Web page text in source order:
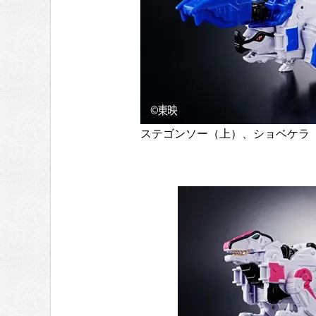
ステゴンソー（上）、ショベケラ